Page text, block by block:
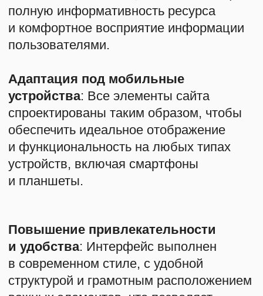
Это современный, эргономичный
и многофункциональный сайт,
на мобильных устройствах. Ресурс
качественно презентует деятельность
компании, подчёркивает
её экспертность и помогает привлекать
новую аудиторию. Применение
нестандартных визуальных решений
позволило усилить корпоративный
стиль и повысить узнаваемость